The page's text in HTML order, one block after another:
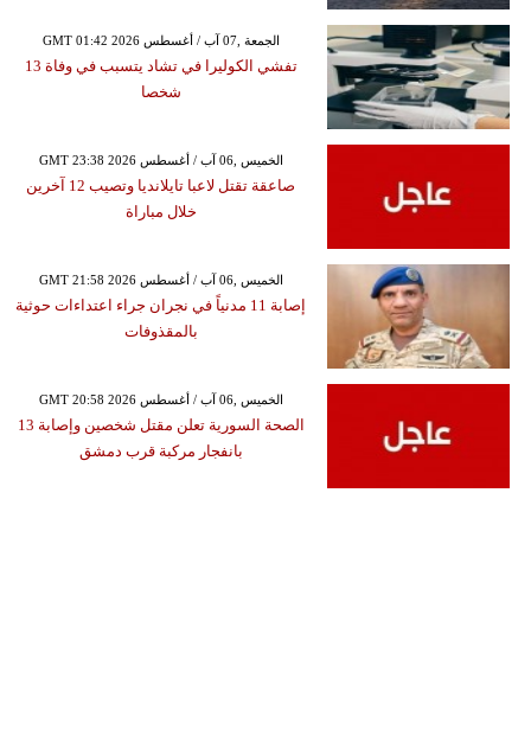
GMT 01:42 2026 الجمعة ,07 آب / أغسطس
تفشي الكوليرا في تشاد يتسبب في وفاة 13
شخصا
GMT 23:38 2026 الخميس ,06 آب / أغسطس
صاعقة تقتل لاعبا تايلانديا وتصيب 12 آخرين
خلال مباراة
GMT 21:58 2026 الخميس ,06 آب / أغسطس
إصابة 11 مدنياً في نجران جراء اعتداءات حوثية
بالمقذوفات
GMT 20:58 2026 الخميس ,06 آب / أغسطس
الصحة السورية تعلن مقتل شخصين وإصابة 13
بانفجار مركبة قرب دمشق